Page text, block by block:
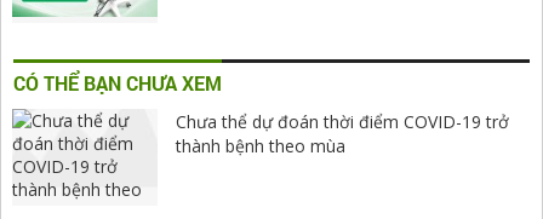
CÓ THỂ BẠN CHƯA XEM
Chưa thể dự đoán thời điểm COVID-19 trở
thành bệnh theo mùa